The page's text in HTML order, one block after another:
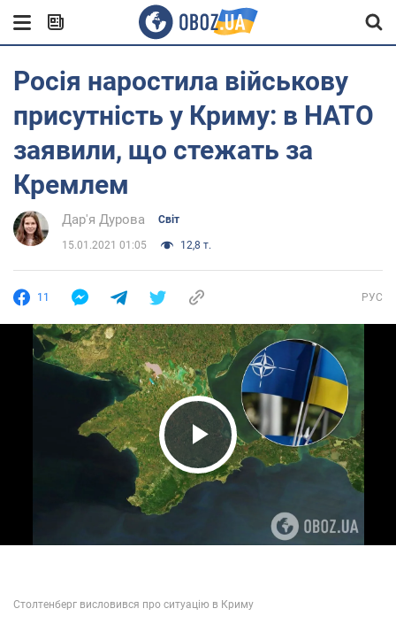
Росія наростила військову
присутність у Криму: в НАТО
заявили, що стежать за
Кремлем
Дар'я Дурова Світ
15.01.2021 01:05 12,8 т.
11 РУС
Play Video